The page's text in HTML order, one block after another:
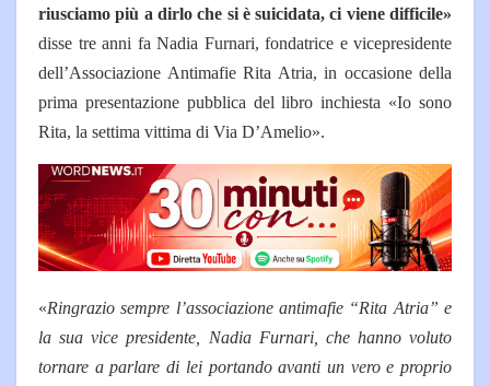
riusciamo più a dirlo che si è suicidata, ci viene difficile»
disse tre anni fa Nadia Furnari, fondatrice e vicepresidente
dell’Associazione Antimafie Rita Atria, in occasione della
prima presentazione pubblica del libro inchiesta «Io sono
Rita, la settima vittima di Via D’Amelio».
«Ringrazio sempre l’associazione antimafie “Rita Atria” e
la sua vice presidente, Nadia Furnari, che hanno voluto
tornare a parlare di lei portando avanti un vero e proprio